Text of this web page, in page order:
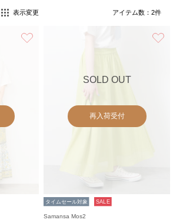
表示変更 アイテム数： 2件
SOLD OUT
再入荷受付
タイムセール対象 SALE
Samansa Mos2